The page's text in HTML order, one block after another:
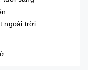
ngoài trời